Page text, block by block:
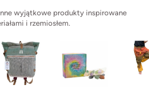
wyjątkowe produkty inspirowane
i rzemiosłem.